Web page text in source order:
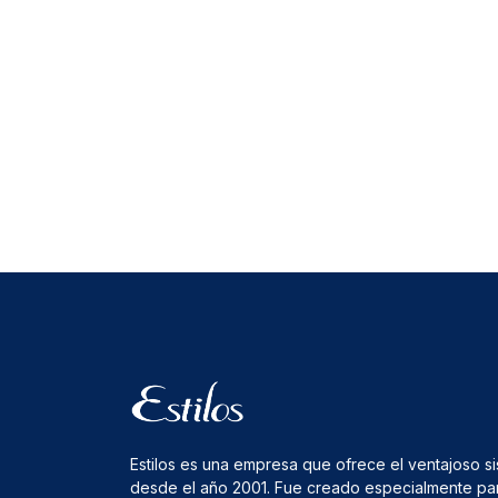
Estilos es una empresa que ofrece el ventajoso
desde el año 2001. Fue creado especialmente